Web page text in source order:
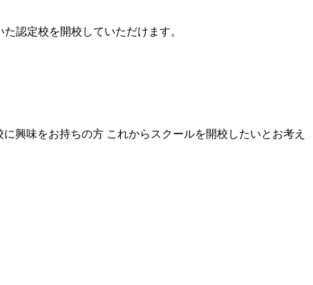
認定校を開校していただけます。
に興味をお持ちの方 これからスクールを開校したいとお考え